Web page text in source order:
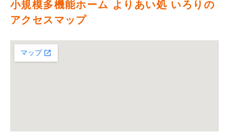
小規模多機能ホーム よりあい処 いろりの
アクセスマップ